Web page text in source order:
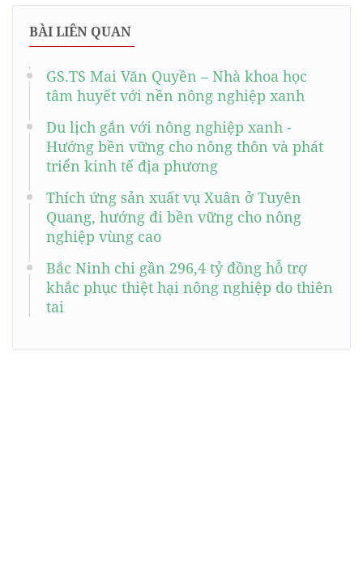
BÀI LIÊN QUAN
GS.TS Mai Văn Quyền – Nhà khoa học
tâm huyết với nền nông nghiệp xanh
Du lịch gắn với nông nghiệp xanh -
Hướng bền vững cho nông thôn và phát
triển kinh tế địa phương
Thích ứng sản xuất vụ Xuân ở Tuyên
Quang, hướng đi bền vững cho nông
nghiệp vùng cao
Bắc Ninh chi gần 296,4 tỷ đồng hỗ trợ
khắc phục thiệt hại nông nghiệp do thiên
tai